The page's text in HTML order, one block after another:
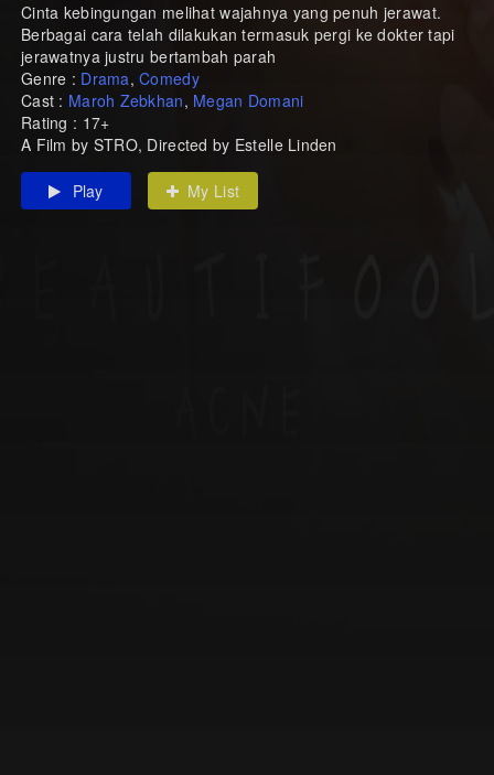
Cinta kebingungan melihat wajahnya yang penuh jerawat.
Berbagai cara telah dilakukan termasuk pergi ke dokter tapi
jerawatnya justru bertambah parah
Genre : Drama,Comedy
Cast : Maroh Zebkhan, Megan Domani
Rating : 17+
A Film by STRO, Directed by Estelle Linden
Play My List